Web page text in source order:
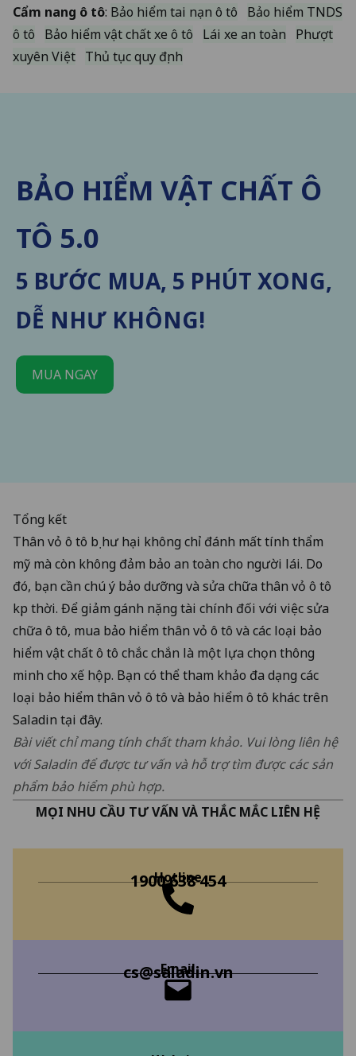
Cẩm nang ô tô: Bảo hiểm tai nạn ô tô
Bảo hiểm TNDS
ô tô
Bảo hiểm vật chất xe ô tô Lái xe an toàn
Phượt
xuyên Việt Thủ tục quy định
BẢO HIỂM VẬT CHẤT Ô
TÔ 5.0
5 BƯỚC MUA, 5 PHÚT XONG,
DỄ NHƯ KHÔNG!
MUA NGAY
Tổng kết
Thân vỏ ô tô bị hư hại không chỉ đánh mất tính thẩm
mỹ mà còn không đảm bảo an toàn cho người lái. Do
đó, bạn cần chú ý bảo dưỡng và sửa chữa thân vỏ ô tô
kịp thời. Để giảm gánh nặng tài chính đối với việc sửa
chữa ô tô, mua bảo hiểm thân vỏ ô tô và các loại bảo
hiểm vật chất ô tô chắc chắn là một lựa chọn thông
minh cho xế hộp. Bạn có thể tham khảo đa dạng các
loại bảo hiểm thân vỏ ô tô và bảo hiểm ô tô khác trên
Saladin tại đây.
Bài viết chỉ mang tính chất tham khảo. Vui lòng liên hệ
với Saladin để được tư vấn và hỗ trợ tìm được các sản
phẩm bảo hiểm phù hợp.
MỌI NHU CẦU TƯ VẤN VÀ THẮC MẮC LIÊN HỆ
Hotline
1900 638 454
Email
cs@saladin.vn